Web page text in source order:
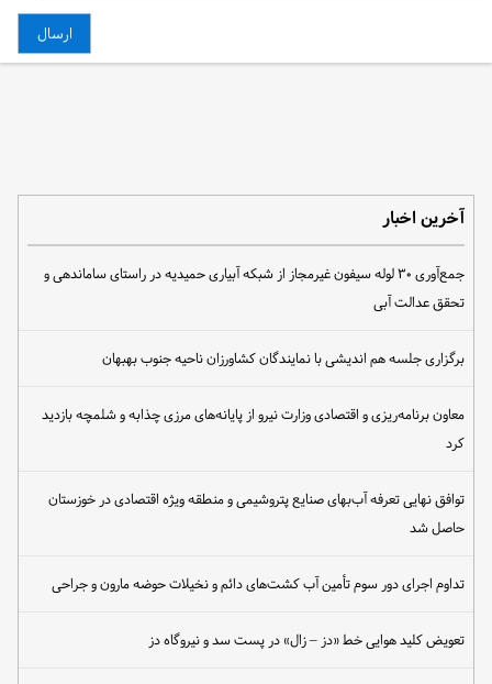
آخرین اخبار
جمع‌آوری ۳۰ لوله سیفون غیرمجاز از شبکه آبیاری حمیدیه در راستای ساماندهی و
تحقق عدالت آبی
برگزاری جلسه هم اندیشی با نمایندگان کشاورزان ناحیه جنوب بهبهان
معاون برنامه‌ریزی و اقتصادی وزارت نیرو از پایانه‌های مرزی چذابه و شلمچه بازدید
کرد
توافق نهایی تعرفه آب‌بهای صنایع پتروشیمی و منطقه ویژه اقتصادی در خوزستان
حاصل شد
تداوم اجرای دور سوم تأمین آب کشت‌های دائم و نخیلات حوضه مارون و جراحی
تعویض کلید هوایی خط «دز – زال» در پست سد و نیروگاه دز